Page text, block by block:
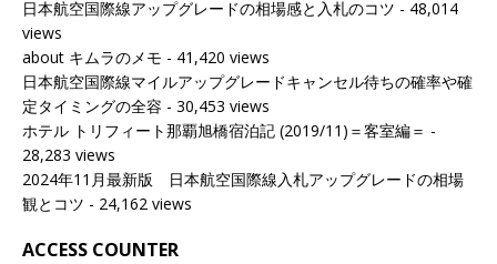
日本航空国際線アップグレードの相場感と入札のコツ - 48,014
views
about キムラのメモ - 41,420 views
日本航空国際線マイルアップグレードキャンセル待ちの確率や確
定タイミングの全容 - 30,453 views
ホテル トリフィート那覇旭橋宿泊記 (2019/11)＝客室編＝ -
28,283 views
2024年11月最新版 日本航空国際線入札アップグレードの相場
観とコツ - 24,162 views
ACCESS COUNTER